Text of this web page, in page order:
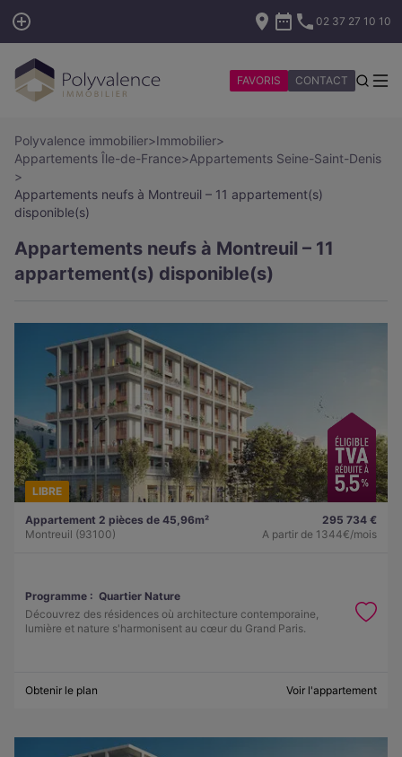
02 37 27 10 10
FAVORIS CONTACT
Polyvalence immobilier>Immobilier>
Appartements Île-de-France>Appartements Seine-Saint-Denis
>
Appartements neufs à Montreuil – 11 appartement(s)
disponible(s)
Appartements neufs à Montreuil – 11
appartement(s) disponible(s)
LIBRE
Appartement 2 pièces de 45,96m²
Montreuil (93100)
295 734 €
A partir de 1344€/mois
Programme : Quartier Nature
Découvrez des résidences où architecture contemporaine,
lumière et nature s'harmonisent au cœur du Grand Paris.
Obtenir le plan Voir l'appartement